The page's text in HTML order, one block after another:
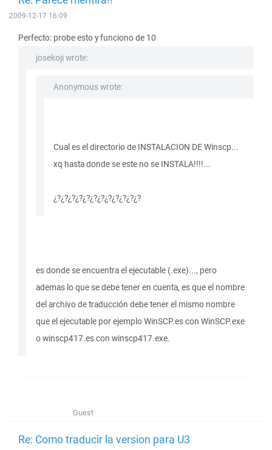
2009-12-17 16:09
Perfecto: probe esto y funciono de 10
josekoji wrote:
Anonymous wrote:
Cual es el directorio de INSTALACION DE Winscp...
xq hasta donde se este no se INSTALA!!!!...
¿?¿?¿?¿?¿?¿?¿?¿?¿?¿?¿?¿?
es donde se encuentra el ejecutable (.exe)..., pero
ademas lo que se debe tener en cuenta, es que el nombre
del archivo de traducción debe tener el mismo nombre
que el ejecutable por ejemplo WinSCP.es con WinSCP.exe
o winscp417.es con winscp417.exe.
Guest
Re: Como traducir la version para U3